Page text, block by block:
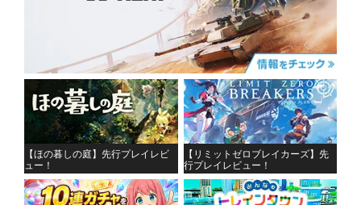
【ほの暮しの庭】先行プレイレビ
ュー！
【リミットゼロブレイカーズ】先
行プレイレビュー！